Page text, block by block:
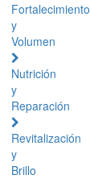
Fortalecimiento
y
Volumen
Nutrición
y
Reparación
Revitalización
y
Brillo